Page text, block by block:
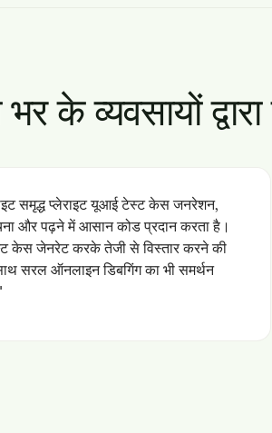
के व्यवसायों
समृद्ध प्लेराइट यूआई टेस्ट केस जनरेशन,
और पढ़ने में आसान कोड प्रदान करता है।
केस जेनरेट करके तेजी से विस्तार करने की
सरल ऑनलाइन डिबगिंग का भी समर्थन